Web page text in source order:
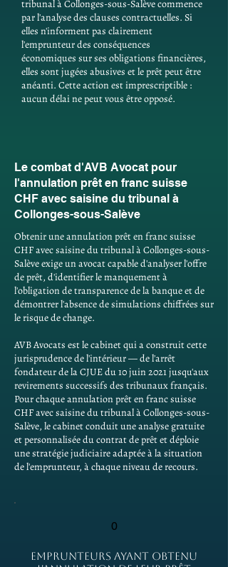
tribunal à Collonges-sous-Salève commence
par l'analyse des clauses contractuelles. Si
elles n'informent pas clairement
l'emprunteur des conséquences
économiques sur ses obligations financières,
elles sont jugées abusives et le prêt peut être
anéanti. Cette action est imprescriptible :
aucun délai ne peut vous être opposé.
Le combat d'AVB Avocat pour
l'annulation prêt en franc suisse
CHF avec saisine du tribunal à
Collonges-sous-Salève
Obtenir une annulation prêt en franc suisse
CHF avec saisine du tribunal à Collonges-sous-
Salève exige un avocat capable d'analyser l'offre
de prêt, d'identifier le manquement à
l'obligation de transparence de la banque et de
démontrer l'absence de simulations chiffrées sur
le risque de change.
AVB Avocats est le cabinet qui a construit cette
jurisprudence de l'intérieur — de l'arrêt
fondateur de la CJUE du 10 juin 2021 jusqu'aux
revirements successifs des tribunaux français.
Pour chaque annulation prêt en franc suisse
CHF avec saisine du tribunal à Collonges-sous-
Salève, le cabinet conduit une analyse gratuite
et personnalisée du contrat de prêt et déploie
une stratégie judiciaire adaptée à la situation
de l'emprunteur, à chaque niveau de recours.
0
EMPRUNTEURS AYANT OBTENU